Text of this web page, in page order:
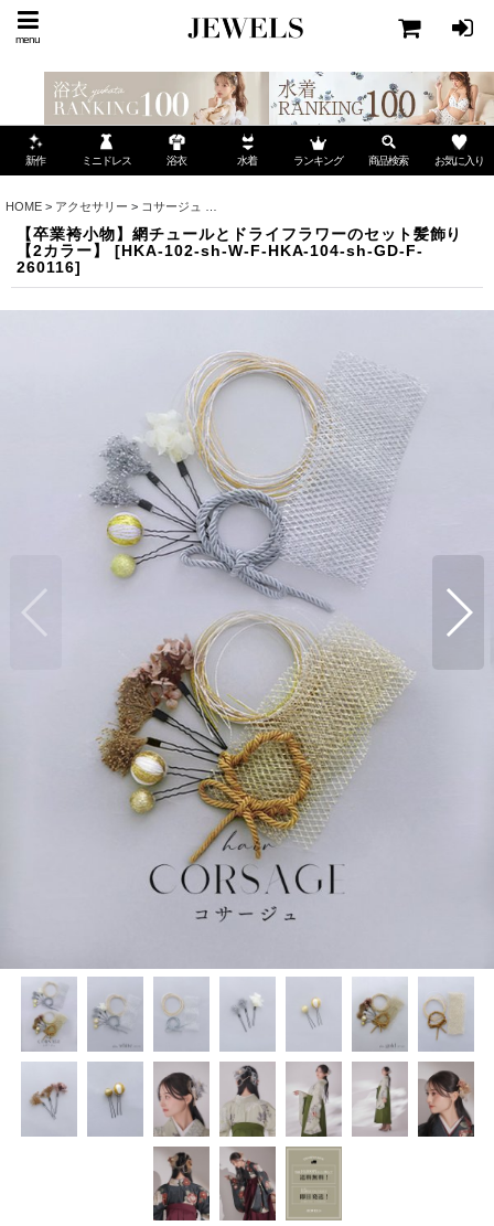
menu
新作 ミニドレス 浴衣 水着 ランキング 商品検索 お気に入り
HOME > アクセサリー > コサージュ
【卒業袴小物】網チュールとドライフラワーのセット髪飾り
【2カラー】
[HKA-102-sh-W-F-HKA-104-sh-GD-F-
260116]